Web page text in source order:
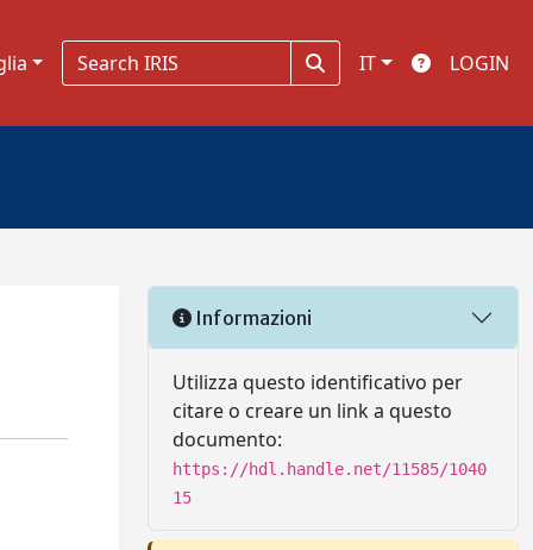
IT LOGIN
Informazioni
Utilizza questo identificativo per
citare o creare un link a questo
documento:
https://hdl.handle.net/11585/1040
15